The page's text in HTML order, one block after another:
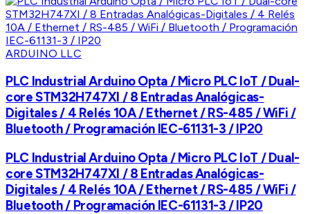
ARDUINO LLC
PLC Industrial Arduino Opta / Micro PLC IoT / Dual-
core STM32H747XI / 8 Entradas Analógicas-
Digitales / 4 Relés 10A / Ethernet / RS-485 / WiFi /
Bluetooth / Programación IEC-61131-3 / IP20
PLC Industrial Arduino Opta / Micro PLC IoT / Dual-
core STM32H747XI / 8 Entradas Analógicas-
Digitales / 4 Relés 10A / Ethernet / RS-485 / WiFi /
Bluetooth / Programación IEC-61131-3 / IP20